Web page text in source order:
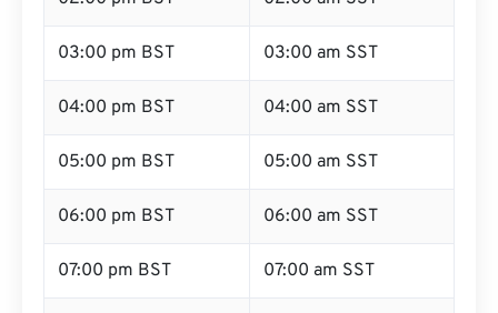
03:00 pm BST 03:00 am SST
04:00 pm BST 04:00 am SST
05:00 pm BST 05:00 am SST
06:00 pm BST 06:00 am SST
07:00 pm BST 07:00 am SST